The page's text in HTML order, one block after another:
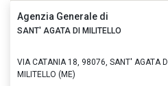
Agenzia Generale di
SANT' AGATA DI MILITELLO
VIA CATANIA 18, 98076, SANT' AGATA DI
MILITELLO (ME)